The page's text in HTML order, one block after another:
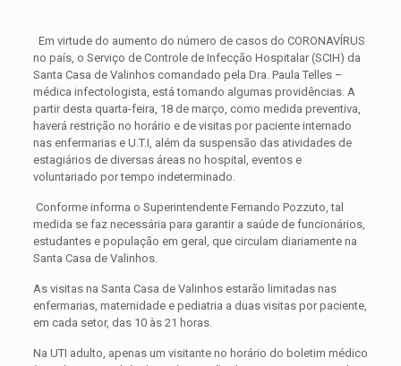
Em virtude do aumento do número de casos do CORONAVÍRUS
no país, o Serviço de Controle de Infecção Hospitalar (SCIH) da
Santa Casa de Valinhos comandado pela Dra. Paula Telles –
médica infectologista, está tomando algumas providências. A
partir desta quarta-feira, 18 de março, como medida preventiva,
haverá restrição no horário e de visitas por paciente internado
nas enfermarias e U.T.I, além da suspensão das atividades de
estagiários de diversas áreas no hospital, eventos e
voluntariado por tempo indeterminado.
Conforme informa o Superintendente Fernando Pozzuto, tal
medida se faz necessária para garantir a saúde de funcionários,
estudantes e população em geral, que circulam diariamente na
Santa Casa de Valinhos.
As visitas na Santa Casa de Valinhos estarão limitadas nas
enfermarias, maternidade e pediatria a duas visitas por paciente,
em cada setor, das 10 às 21 horas.
Na UTI adulto, apenas um visitante no horário do boletim médico